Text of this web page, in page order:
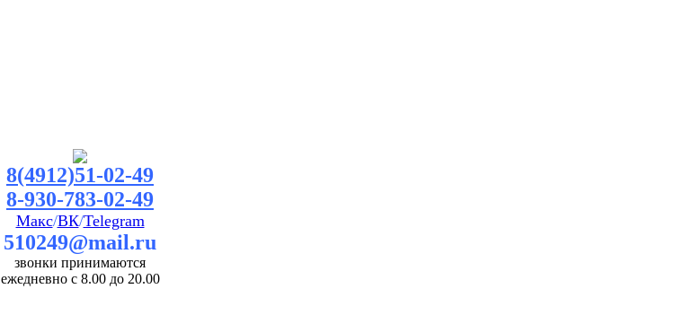
8(4912)51-02-49
8-930-783-02-49
Макс/ВК/Telegram
510249@mail.ru
звонки принимаются
ежедневно с 8.00 до 20.00